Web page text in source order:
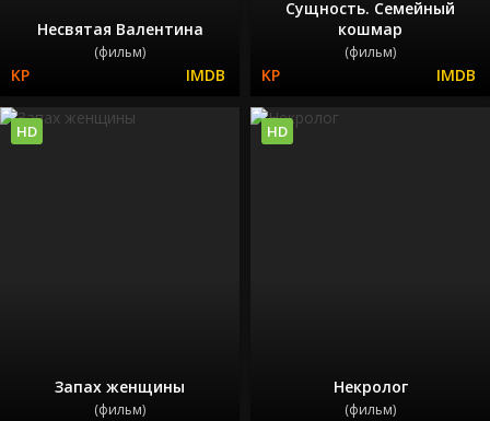
Несвятая Валентина
(фильм)
Сущность. Семейный
кошмар
(фильм)
Запах женщины
(фильм)
HD
Некролог
(фильм)
HD